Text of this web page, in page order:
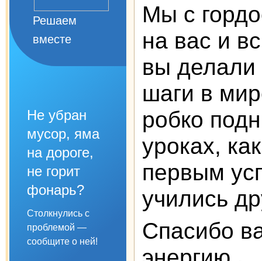
Решаем
вместе
Не убран
мусор, яма
на дороге,
не горит
фонарь?
Столкнулись с
проблемой —
сообщите о ней!
Мы с
на вас и
вы делали
шаги в
робко
уроках,
первым
учились
Спасибо